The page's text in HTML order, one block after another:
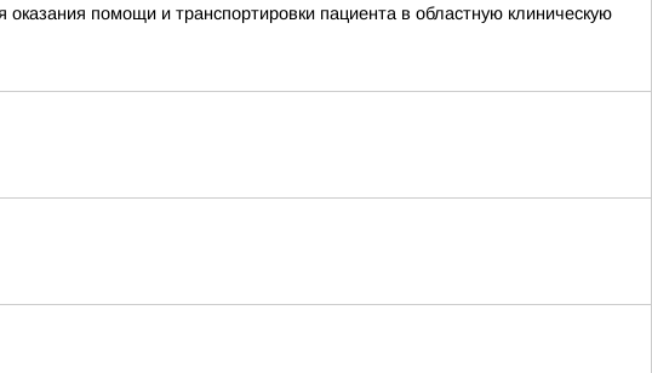
помощи и транспортировки пациента в областную клиническую